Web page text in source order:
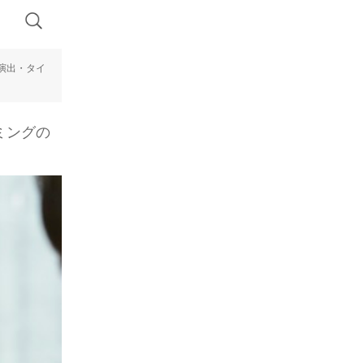
出・タイ
ングの